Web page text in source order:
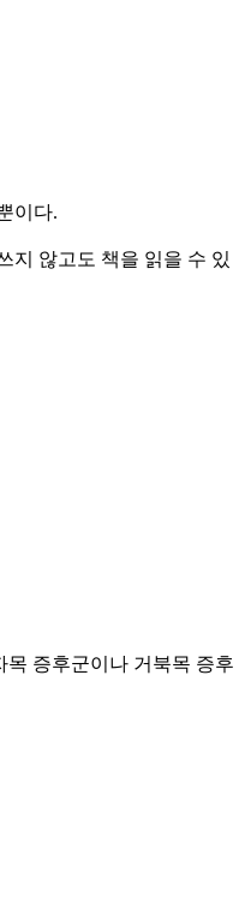
이다.
지 않고도 책을 읽을 수 있
목 증후군이나 거북목 증후